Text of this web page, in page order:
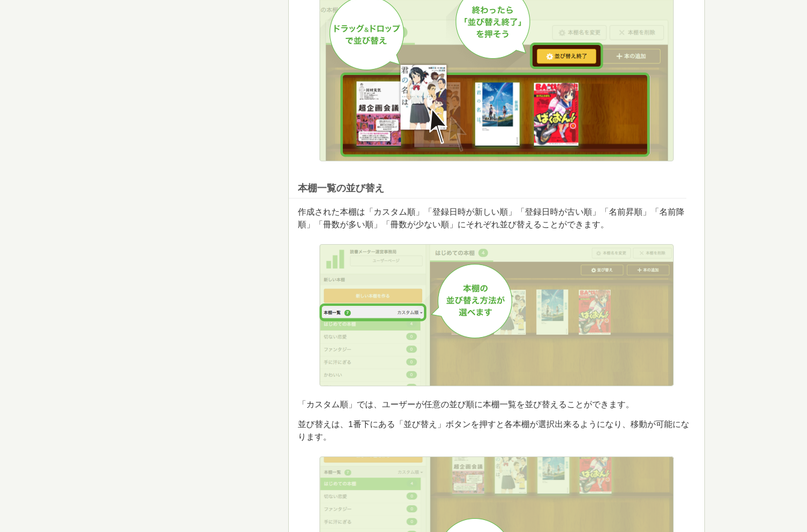
本棚一覧の並び替え
作成された本棚は「カスタム順」「登録日時が新しい順」「登録日時が古い順」「名前昇順」「名前降
順」「冊数が多い順」「冊数が少ない順」にそれぞれ並び替えることができます。
「カスタム順」では、ユーザーが任意の並び順に本棚一覧を並び替えることができます。
並び替えは、1番下にある「並び替え」ボタンを押すと各本棚が選択出来るようになり、移動が可能にな
ります。